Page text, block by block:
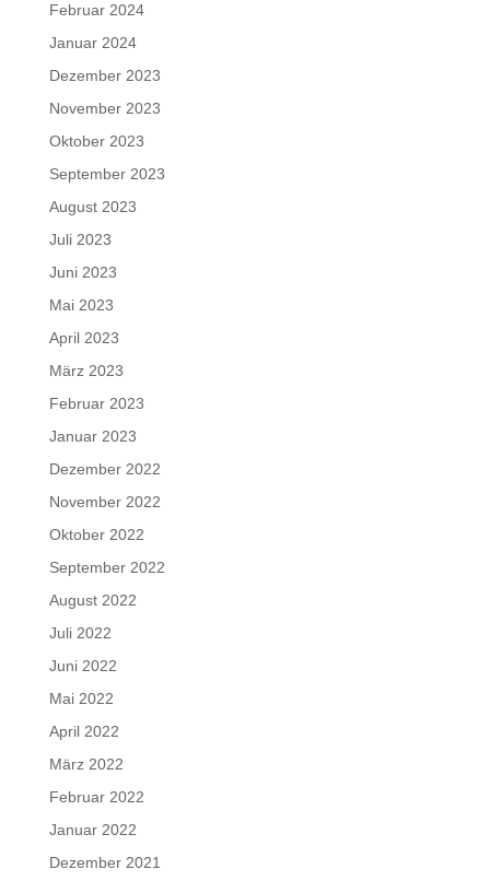
Februar 2024
Januar 2024
Dezember 2023
November 2023
Oktober 2023
September 2023
August 2023
Juli 2023
Juni 2023
Mai 2023
April 2023
März 2023
Februar 2023
Januar 2023
Dezember 2022
November 2022
Oktober 2022
September 2022
August 2022
Juli 2022
Juni 2022
Mai 2022
April 2022
März 2022
Februar 2022
Januar 2022
Dezember 2021